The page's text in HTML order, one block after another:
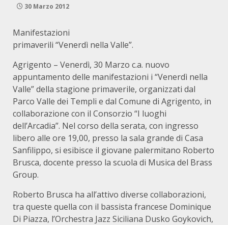
30 Marzo 2012
Manifestazioni
primaverili “Venerdì nella Valle”.
Agrigento – Venerdì, 30 Marzo c.a. nuovo
appuntamento delle manifestazioni i “Venerdì nella
Valle” della stagione primaverile, organizzati dal
Parco Valle dei Templi e dal Comune di Agrigento, in
collaborazione con il Consorzio “I luoghi
dell’Arcadia”. Nel corso della serata, con ingresso
libero alle ore 19,00, presso la sala grande di Casa
Sanfilippo, si esibisce il giovane palermitano Roberto
Brusca, docente presso la scuola di Musica del Brass
Group.
Roberto Brusca ha all’attivo diverse collaborazioni,
tra queste quella con il bassista francese Dominique
Di Piazza, l’Orchestra Jazz Siciliana Dusko Goykovich,